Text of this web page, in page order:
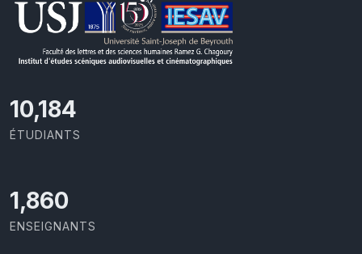
10,801
ÉTUDIANTS
1,973
ENSEIGNANTS